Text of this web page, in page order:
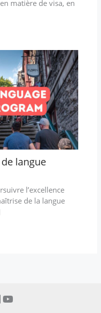
matière de visa, en
langue
l’excellence
de la langue